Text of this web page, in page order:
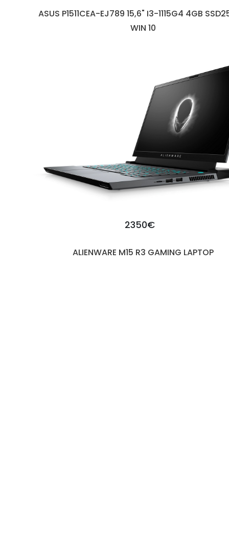
ASUS P1511CEA-EJ789 15,6" I3-1115G4 4GB
WIN 10
2350€
ALIENWARE M15 R3 GAMING LAPTOP